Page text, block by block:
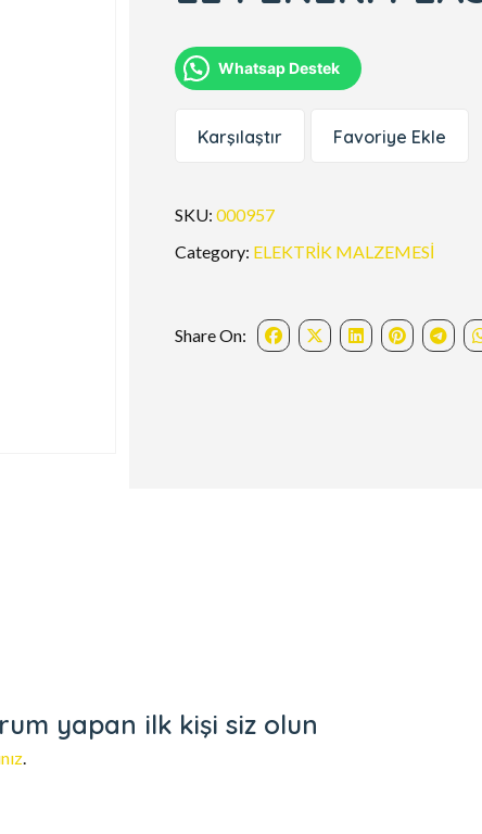
Whatsap Destek
Karşılaştır Favoriye Ekle
SKU:000957
Category: ELEKTRİK MALZEMESİ
Share On:
yapan ilk kişi siz olun
.